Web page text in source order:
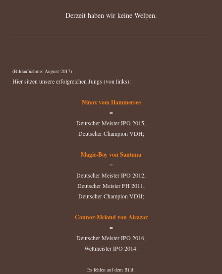
Derzeit haben wir keine Welpen.
(Bildaufnahme: August 2017)
Hier sitzen unsere erfolgreichen Jungs (von links):
Ninox vom Hammersee
=
Deutscher Meister IPO 2015,
Deutscher Champion VDH;
Magic-Boy von Santana
=
Deutscher Meister IPO 2012,
Deutscher Meister FH 2011,
Deutscher Champion VDH;
Connor-Mcloud von Alcazar
=
Deutscher Meister IPO 2016,
Weltmeister IPO 2014.
Es fehlen auf dem Bild: